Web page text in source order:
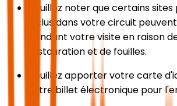
Veuillez noter que certains
inclus dans votre circuit
pendant votre visite en raison
restauration et de fouilles.
Veuillez apporter votre carte
votre billet électronique pour